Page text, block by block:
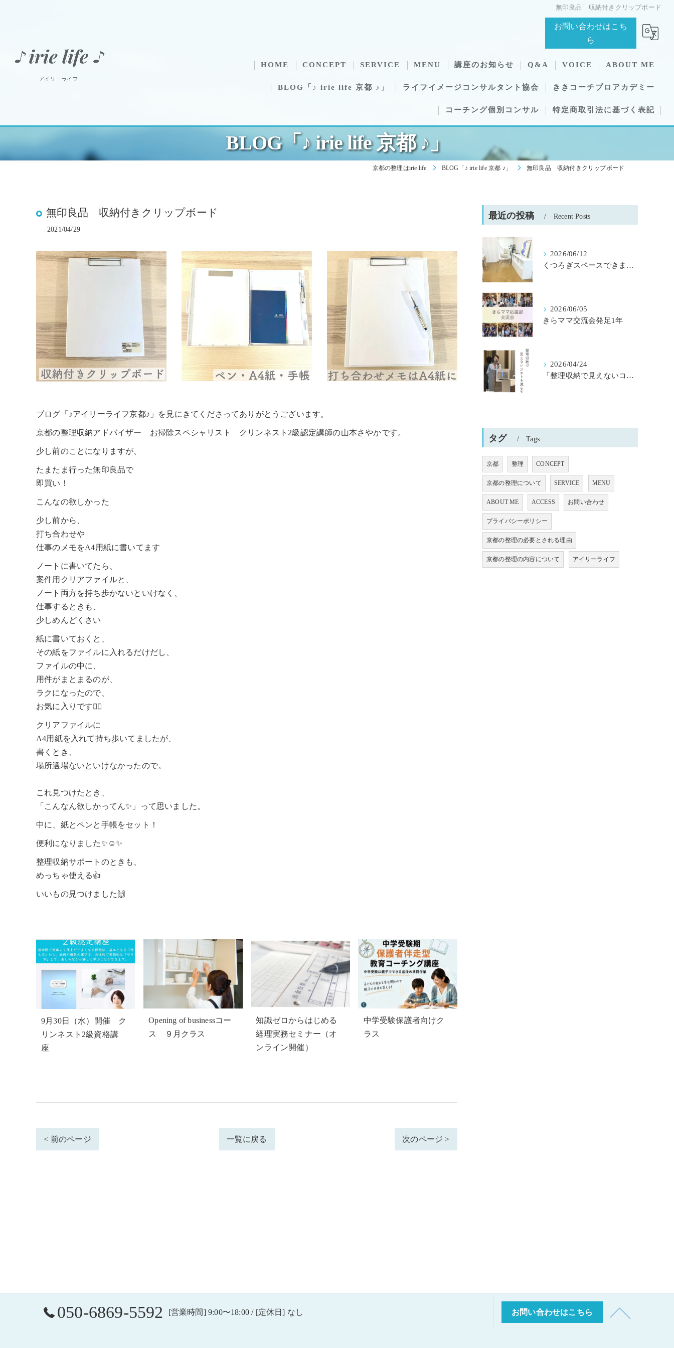
無印良品 収納付きクリップボード
お問い合わせはこち
ら
HOME CONCEPT SERVICE MENU 講座のお知らせ Q&A VOICE ABOUT ME
BLOG「♪ irie life 京都 ♪」 ライフイメージコンサルタント協会 ききコーチプロアカデミー
コーチング個別コンサル 特定商取引法に基づく表記
BLOG「♪ irie life 京都 ♪」
京都の整理はirie life BLOG「♪ irie life 京都 ♪」 無印良品 収納付きクリップボード
無印良品 収納付きクリップボード
2021/04/29
ブログ「♪アイリーライフ京都♪」を見にきてくださってありがとうございます。
京都の整理収納アドバイザー お掃除スペシャリスト クリンネスト2級認定講師の山本さやかです。
少し前のことになりますが、
たまたま行った無印良品で
即買い！
こんなの欲しかった
少し前から、
打ち合わせや
仕事のメモをA4用紙に書いてます
ノートに書いてたら、
案件用クリアファイルと、
ノート両方を持ち歩かないといけなく、
仕事するときも、
少しめんどくさい
紙に書いておくと、
その紙をファイルに入れるだけだし、
ファイルの中に、
用件がまとまるのが、
ラクになったので、
お気に入りです🙆‍♀️
クリアファイルに
A4用紙を入れて持ち歩いてましたが、
書くとき、
場所選場ないといけなかったので。
これ見つけたとき、
「こんなん欲しかってん✨」って思いました。
中に、紙とペンと手帳をセット！
便利になりました✨☺️✨
整理収納サポートのときも、
めっちゃ使える👍
いいもの見つけました🙌
9月30日（水）開催 ク
リンネスト2級資格講
座
Opening of businessコー
ス ９月クラス
知識ゼロからはじめる
経理実務セミナー（オ
ンライン開催）
中学受験保護者向けク
ラス
< 前のページ 一覧に戻る 次のページ >
最近の投稿 Recent Posts
2026/06/12
くつろぎスペースできました
2026/06/05
きらママ交流会発足1年
2026/04/24
「整理収納で見えないコストを減らす」京都桂川ロータリークラブ様主催
タグ Tags
京都 整理 CONCEPT
京都の整理について SERVICE MENU
ABOUT ME ACCESS お問い合わせ
プライバシーポリシー
京都の整理の必要とされる理由
京都の整理の内容について アイリーライフ
050-6869-5592 [営業時間] 9:00〜18:00 / [定休日] なし お問い合わせはこちら